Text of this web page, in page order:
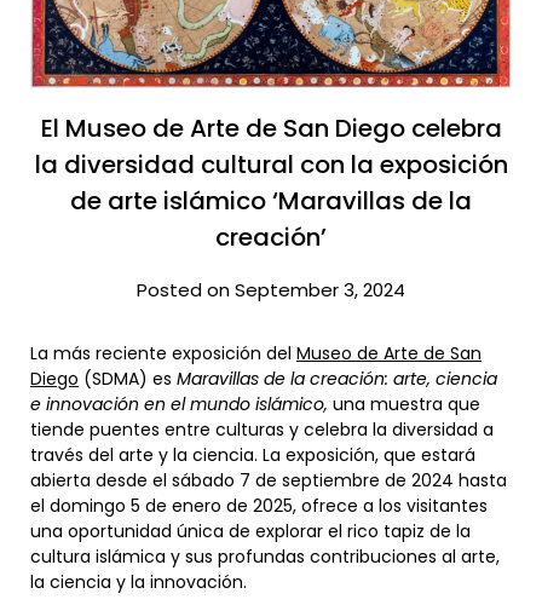
El Museo de Arte de San Diego celebra
la diversidad cultural con la exposición
de arte islámico ‘Maravillas de la
creación’
Posted on September 3, 2024
La más reciente exposición del Museo de Arte de San
Diego (SDMA) es Maravillas de la creación: arte, ciencia
e innovación en el mundo islámico, una muestra que
tiende puentes entre culturas y celebra la diversidad a
través del arte y la ciencia. La exposición, que estará
abierta desde el sábado 7 de septiembre de 2024 hasta
el domingo 5 de enero de 2025, ofrece a los visitantes
una oportunidad única de explorar el rico tapiz de la
cultura islámica y sus profundas contribuciones al arte,
la ciencia y la innovación.